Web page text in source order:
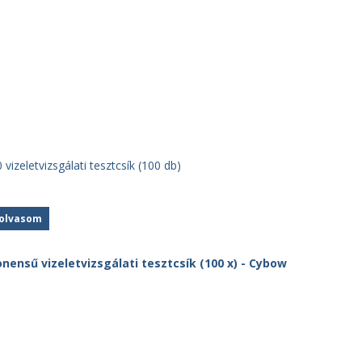
vizeletvizsgálati tesztcsík (100 db)